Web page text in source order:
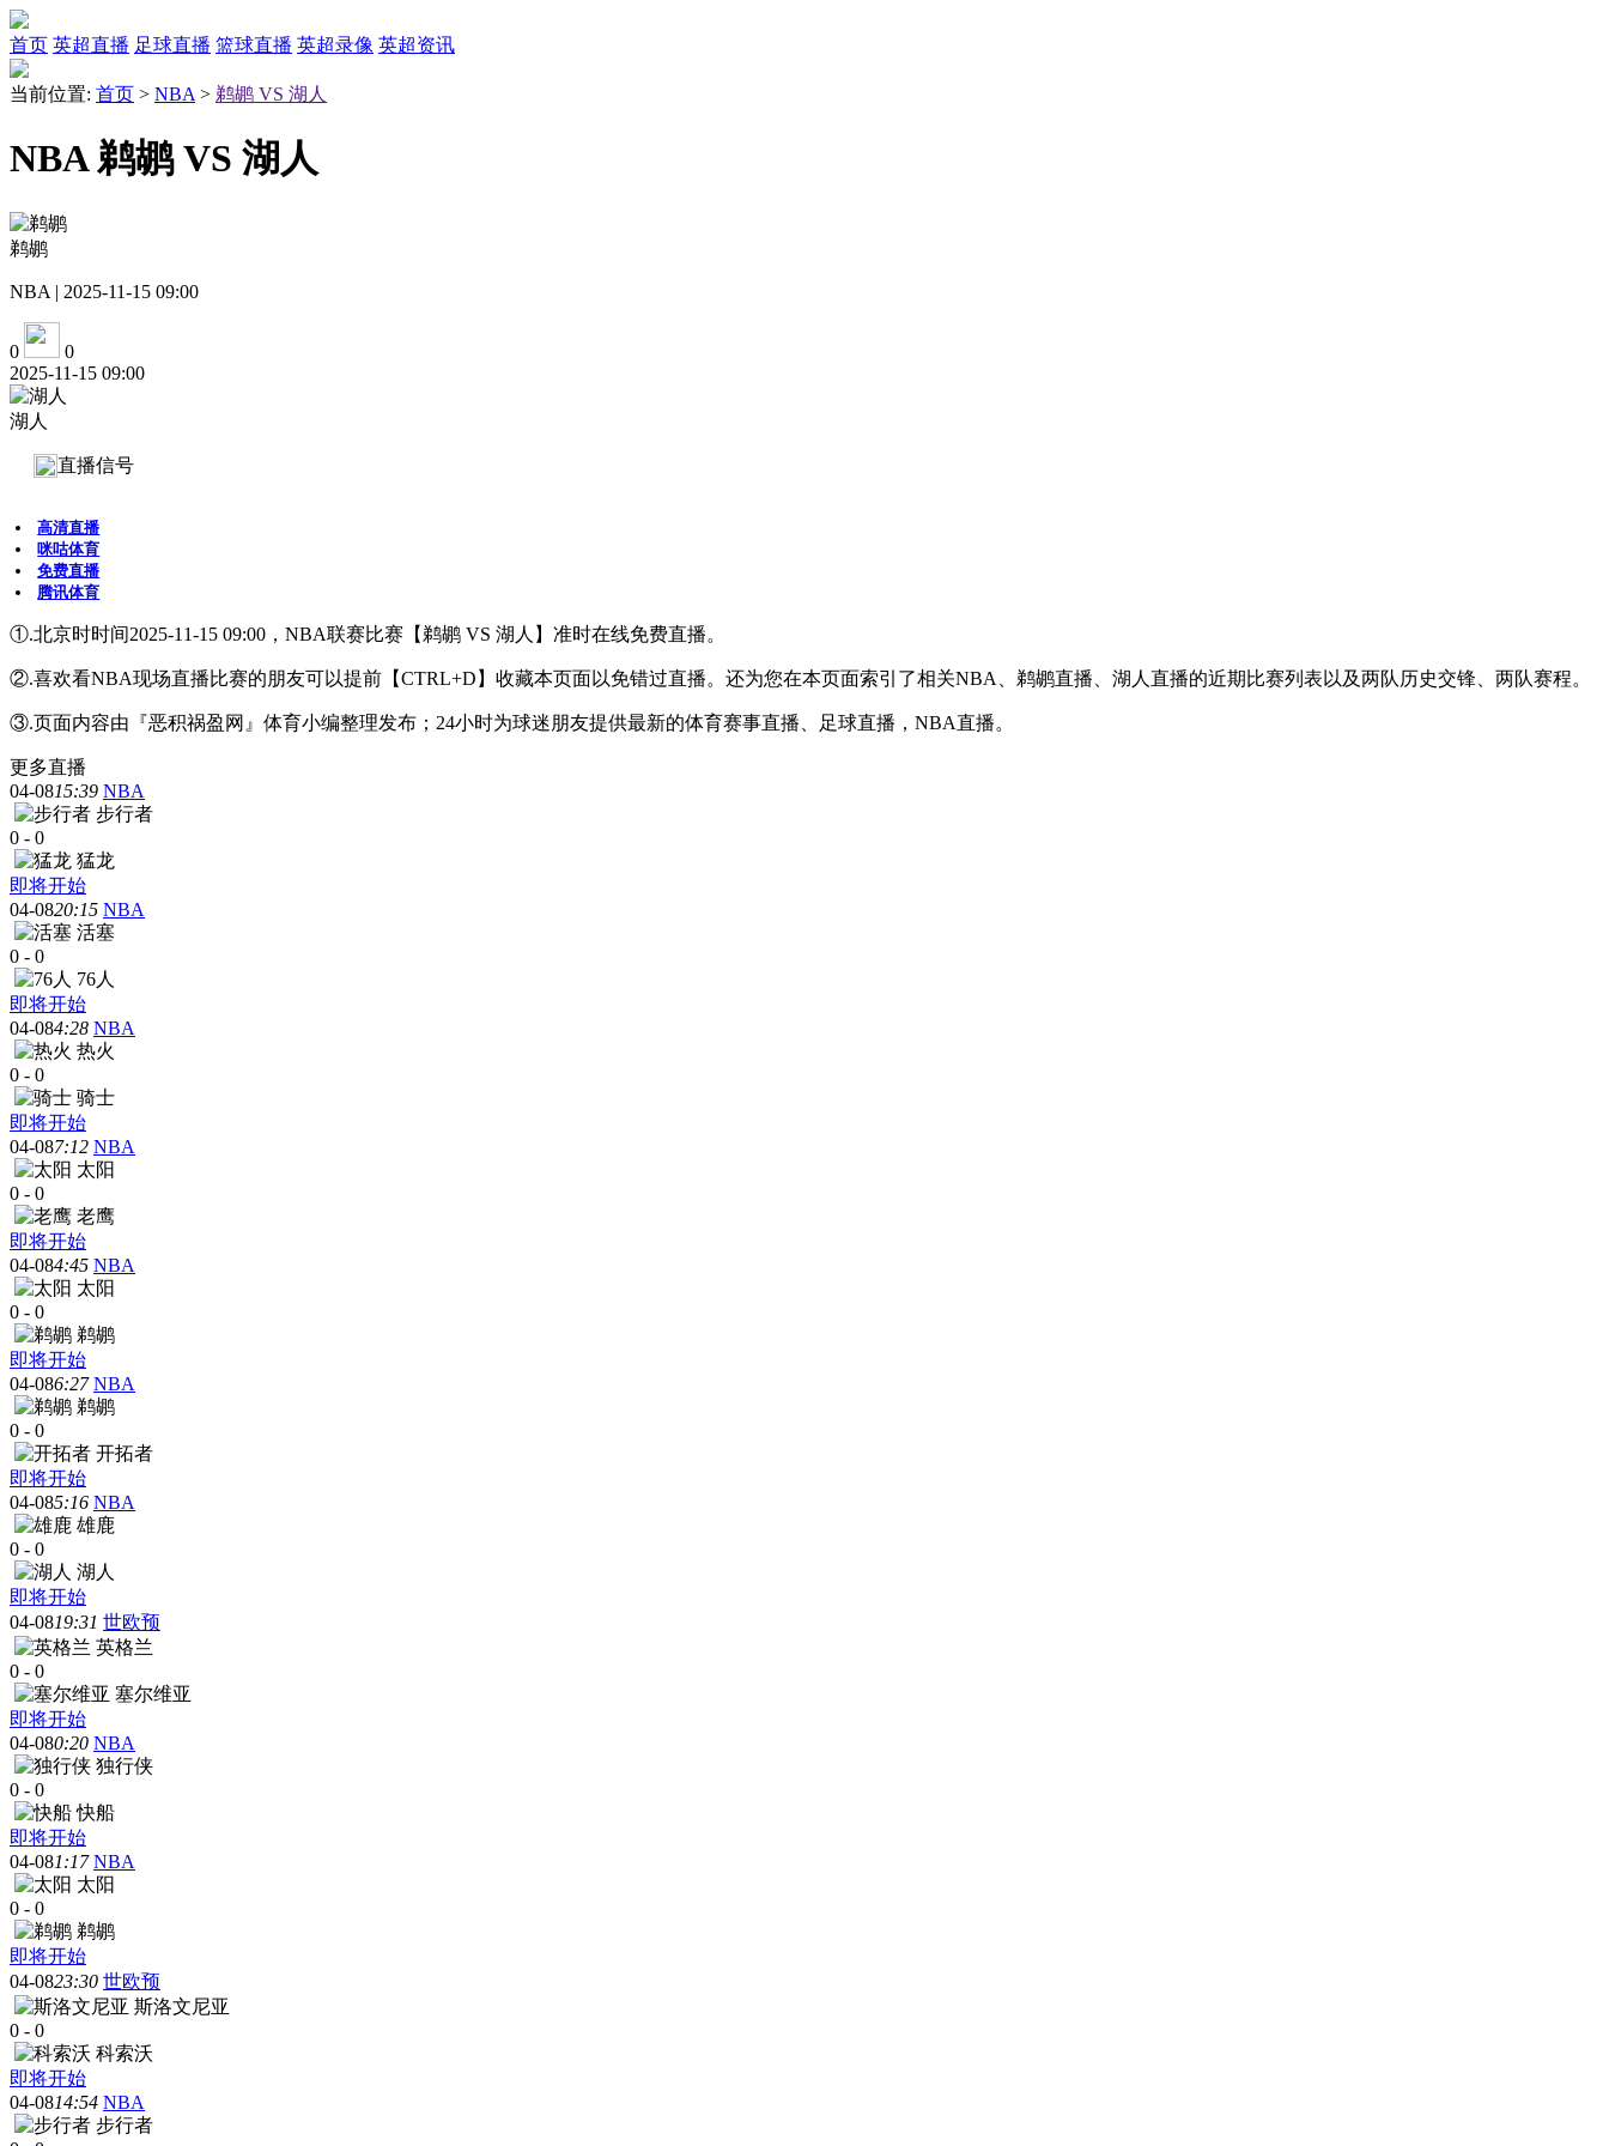
首页 英超直播 足球直播 篮球直播 英超录像 英超资讯
当前位置: 首页 > NBA > 鹈鹕 VS 湖人
NBA 鹈鹕 VS 湖人
鹈鹕
NBA | 2025-11-15 09:00
0
0
2025-11-15 09:00
湖人
直播信号
高清直播
咪咕体育
免费直播
腾讯体育
①.北京时时间2025-11-15 09:00，NBA联赛比赛【鹈鹕 VS 湖人】准时在线免费直播。
②.喜欢看NBA现场直播比赛的朋友可以提前【CTRL+D】收藏本页面以免错过直播。还为您在本页面索引了相关NBA、鹈鹕直播、湖人直播的近期比赛列表以及两队历史交锋、两队赛程。
③.页面内容由『恶积祸盈网』体育小编整理发布；24小时为球迷朋友提供最新的体育赛事直播、足球直播，NBA直播。
更多直播
04-0815:39 NBA
步行者
0 - 0
猛龙
即将开始
04-0820:15 NBA
活塞
0 - 0
76人
即将开始
04-084:28 NBA
热火
0 - 0
骑士
即将开始
04-087:12 NBA
太阳
0 - 0
老鹰
即将开始
04-084:45 NBA
太阳
0 - 0
鹈鹕
即将开始
04-086:27 NBA
鹈鹕
0 - 0
开拓者
即将开始
04-085:16 NBA
雄鹿
0 - 0
湖人
即将开始
04-0819:31 世欧预
英格兰
0 - 0
塞尔维亚
即将开始
04-080:20 NBA
独行侠
0 - 0
快船
即将开始
04-081:17 NBA
太阳
0 - 0
鹈鹕
即将开始
04-0823:30 世欧预
斯洛文尼亚
0 - 0
科索沃
即将开始
04-0814:54 NBA
步行者